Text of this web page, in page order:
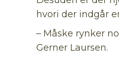
hvori der indgår
– Måske rynker
Gerner Laursen.